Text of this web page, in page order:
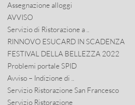
Assegnazione alloggi
AVVISO
Servizio di Ristorazione a ..
RINNOVO ESUCARD IN SCADENZA
FESTIVAL DELLA BELLEZZA 2022
Problemi portale SPID
Avviso – Indizione di ..
Servizio Ristorazione San Francesco
Servizio Ristorazione